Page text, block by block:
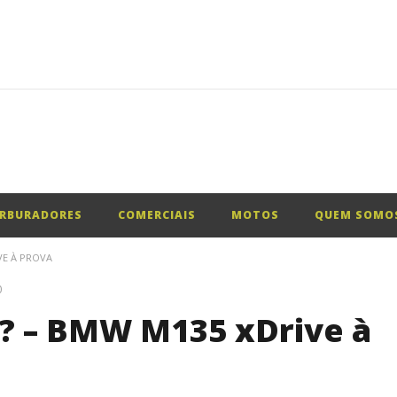
COMERCIAIS MOTOS QUEM
À PROVA
– BMW M135 xDrive à